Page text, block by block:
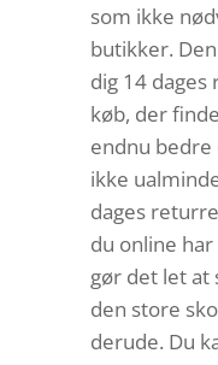
som ikke
butikker.
dig 14
køb, der
endnu
ikke
dages
du online
gør det let at
den store
derude. Du